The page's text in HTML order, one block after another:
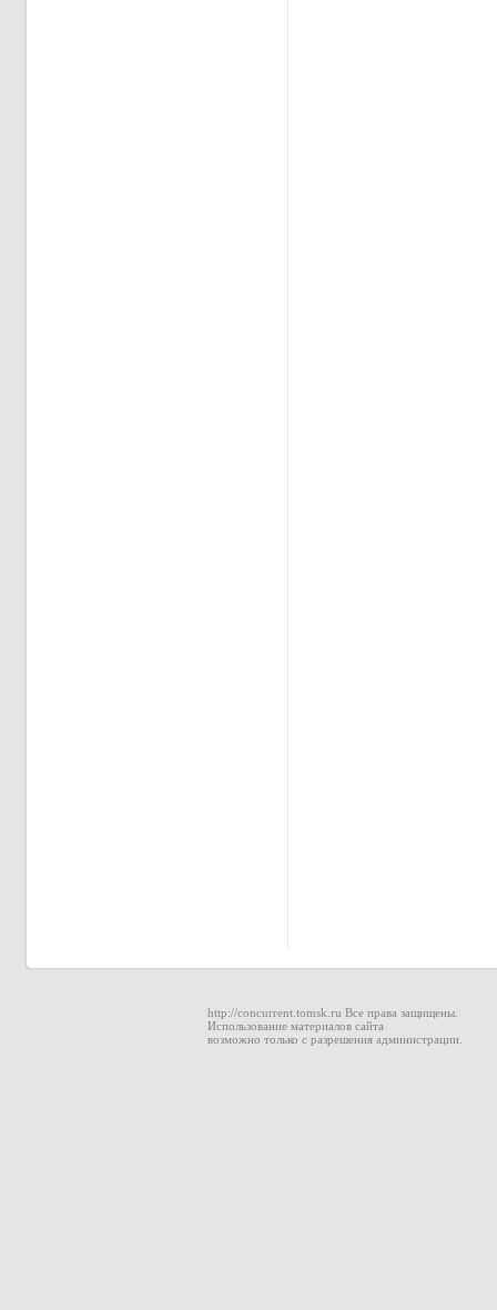
http://concurrent.tomsk.ru Все права защищены.
Использование материалов сайта
возможно только с разрешения администрации.